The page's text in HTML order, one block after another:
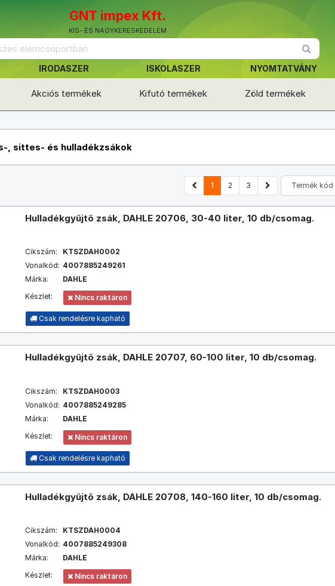
GNT impex Kft.
KIS- ÉS NAGYKERESKEDELEM
IRODASZER ISKOLASZER NYOMTATVÁNY
Akciós termékek Kifutó termékek Zöld termékek
, sittes- és hulladékzsákok
1 2 3
Hulladékgyűjtő zsák, DAHLE 20706, 30-40 liter, 10 db/csomag.
Cikszám:
KTSZDAH0002
Vonalkód: 4007885249261
Márka:
DAHLE
Készlet:
Nincs raktáron
Csak rendelésre kapható
Hulladékgyűjtő zsák, DAHLE 20707, 60-100 liter, 10 db/csomag.
Cikszám:
KTSZDAH0003
Vonalkód: 4007885249285
Márka:
DAHLE
Készlet:
Nincs raktáron
Csak rendelésre kapható
Hulladékgyűjtő zsák, DAHLE 20708, 140-160 liter, 10 db/csomag.
Cikszám:
KTSZDAH0004
Vonalkód: 4007885249308
Márka:
DAHLE
Készlet:
Nincs raktáron